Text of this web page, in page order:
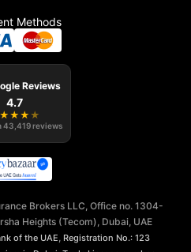
Methods
Reviews
4.7
★ ★ ★ ★
43,419 reviews
Brokers LLC, Office no. 1304-
Heights (Tecom), Dubai, UAE
of the UAE Registration No.: 123